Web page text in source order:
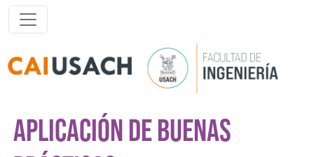
Pasar al contenido principal
APLICACIÓN DE BUENAS